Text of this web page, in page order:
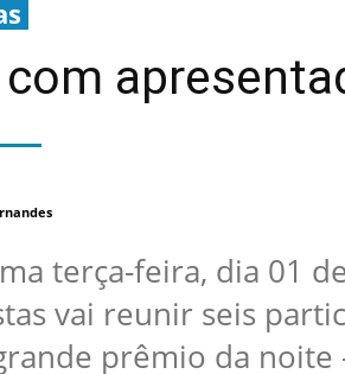
terça-feira, dia 01
vai reunir seis
prêmio da noite